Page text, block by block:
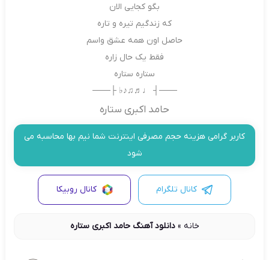
بگو کجایی الان
که زندگیم تیره و تاره
حاصل اون همه عشق واسم
فقط یک حال زاره
ستاره ستاره
───┤ ♩♬♫♪♭ ├───
حامد اکبری ستاره
کاربر گرامی هزینه حجم مصرفی اینترنت شما نیم بها محاسبه می
شود
کانال تلگرام کانال روبیکا
خانه »دانلود آهنگ حامد اکبری ستاره